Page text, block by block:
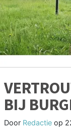
BIJ
Door Redactie op